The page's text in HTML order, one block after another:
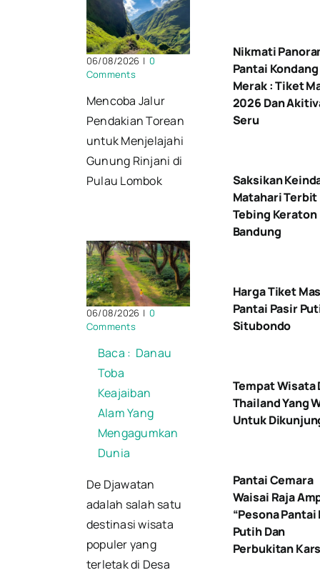
06/08/2026 | 0
Comments
Mencoba Jalur
Pendakian Torean
untuk Menjelajahi
Gunung Rinjani di
Pulau Lombok
06/08/2026 | 0
Comments
Baca : Danau
Toba
Keajaiban
Alam Yang
Mengagumkan
Dunia
De Djawatan
adalah salah satu
destinasi wisata
populer yang
terletak di Desa
Nikmati
Pantai Kondang
Merak : Tiket
2026 Dan
Seru
Saksikan
Matahari Terbit
Tebing Keraton
Bandung
Harga Tiket
Pantai Pasir
Situbondo
Tempat Wisata
Thailand Yang
Untuk
Pantai Cemara
Waisai Raja
“Pesona Pantai
Putih Dan
Perbukitan